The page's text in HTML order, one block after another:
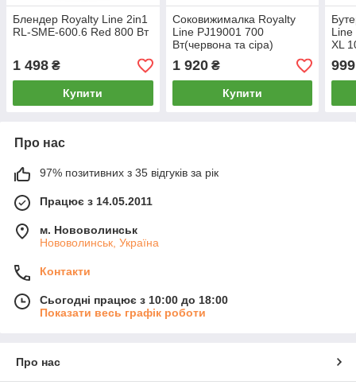
Блендер Royalty Line 2in1
RL-SME-600.6 Red 800 Вт
1 498 ₴
Купити
Соковижималка Royalty
Line PJ19001 700
Вт(червона та сіра)
1 920₴
Купити
Line
XL
999
Про нас
97% позитивних з 35 відгуків за рік
Працює з 14.05.2011
м. Нововолинськ
Нововолинськ, Україна
Контакти
Сьогодні працює з 10:00 до 18:00
Показати весь графік роботи
Про нас